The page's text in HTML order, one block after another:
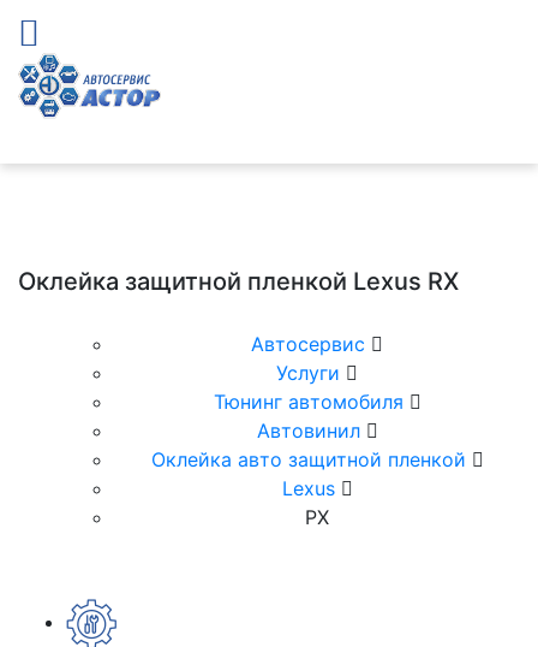
Оклейка защитной пленкой Lexus RX
Автосервис
Услуги
Тюнинг автомобиля
Автовинил
Оклейка авто защитной пленкой
Lexus
РX